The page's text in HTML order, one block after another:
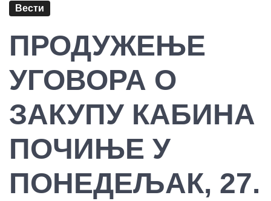
Вести
ПРОДУЖЕЊЕ
УГОВОРА О
ЗАКУПУ КАБИНА
ПОЧИЊЕ У
ПОНЕДЕЉАК, 27.